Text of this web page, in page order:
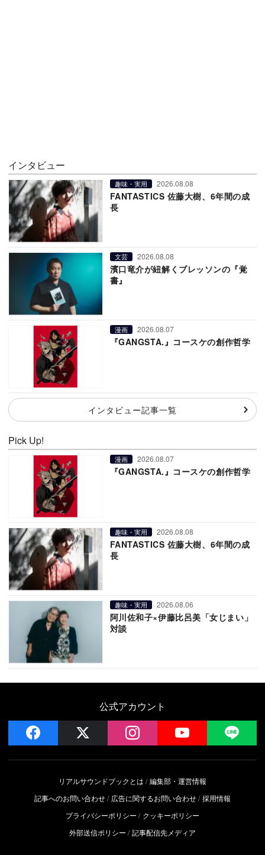
インタビュー
趣味・実用 2026.08.08
FANTASTICS 佐藤大樹、6年間の成
長
文芸 2026.08.08
濱口竜介が紐解くブレッソンの『覚
書』
漫画 2026.08.07
『GANGSTA.』コースケの創作哲学
インタビュー記事一覧
Pick Up!
漫画 2026.08.07
『GANGSTA.』コースケの創作哲学
趣味・実用 2026.08.08
FANTASTICS 佐藤大樹、6年間の成
長
趣味・実用 2026.08.06
阿川佐和子×伊藤比呂美「女じまい」
対談
公式アカウント
facebook instagram YouTube
リアルサウンドブックとは
編集部・運営情報
記事へのお問い合わせ
広告に関するお問い合わせ 採用情報
プライバシーポリシー
クッキーポリシー
外部送信ポリシー
記事配信先メディア